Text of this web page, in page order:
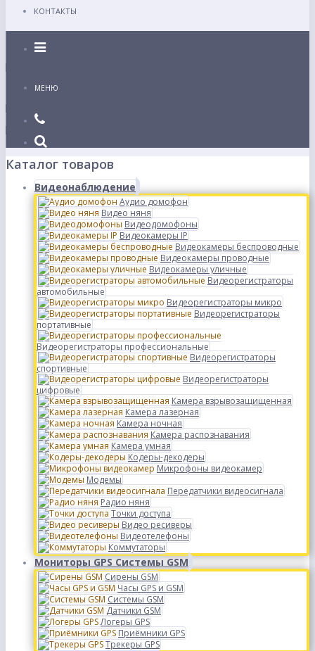
КОНТАКТЫ
Каталог
МЕНЮ
Каталог товаров
Видеонаблюдение
Аудио домофон
Видео няня
Видеодомофоны
Видеокамеры IP
Видеокамеры беспроводные
Видеокамеры проводные
Видеокамеры уличные
Видеорегистраторы
автомобильные
Видеорегистраторы микро
Видеорегистраторы
портативные
Видеорегистраторы профессиональные
Видеорегистраторы
спортивные
Видеорегистраторы
цифровые
Камера взрывозащищенная
Камера лазерная
Камера ночная
Камера распознавания
Камера умная
Кодеры-декодеры
Микрофоны видеокамер
Модемы
Передатчики видеосигнала
Радио няня
Точки доступа
Видео ресиверы
Видеотелефоны
Коммутаторы
Мониторы GPS Системы GSM
Сирены GSM
Часы GPS и GSM
Системы GSM
Датчики GSM
Логеры GPS
Приёмники GPS
Трекеры GPS